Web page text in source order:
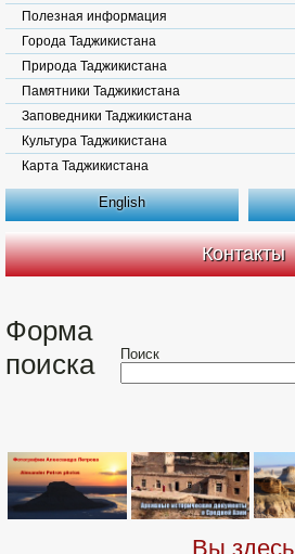
Полезная информация
Города Таджикистана
Природа Таджикистана
Памятники Таджикистана
Заповедники Таджикистана
Культура Таджикистана
Карта Таджикистана
English
Контакты
Форма
поиска
Поиск
Вы здесь